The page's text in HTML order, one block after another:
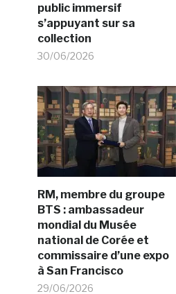
public immersif
s’appuyant sur sa
collection
30/06/2026
RM, membre du groupe
BTS : ambassadeur
mondial du Musée
national de Corée et
commissaire d’une expo
à San Francisco
29/06/2026